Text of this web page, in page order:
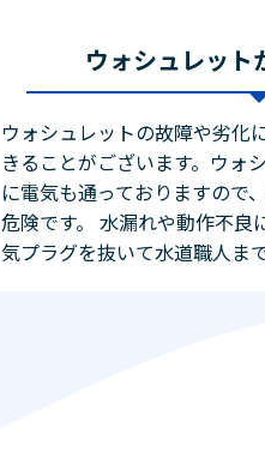
ウォシュレット
ウォシュレットの故障や劣化
きることがございます。ウォ
に電気も通っておりますので
危険です。 水漏れや動作不良
気プラグを抜いて水道職人ま